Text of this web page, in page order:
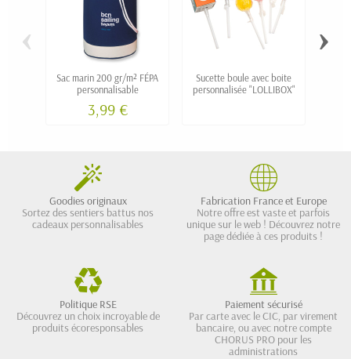
Sac marin 200 gr/m² FÉPA
personnalisable
3,99 €
Sucette boule avec boite
personnalisée "LOLLIBOX"
‹ ›
Goodies originaux
Sortez des sentiers battus nos
cadeaux personnalisables
Fabrication France et Europe
Notre offre est vaste et parfois
unique sur le web ! Découvrez notre
page dédiée à ces produits !
Politique RSE
Découvrez un choix incroyable de
produits écoresponsables
Paiement sécurisé
Par carte avec le CIC, par virement
bancaire, ou avec notre compte
CHORUS PRO pour les
administrations